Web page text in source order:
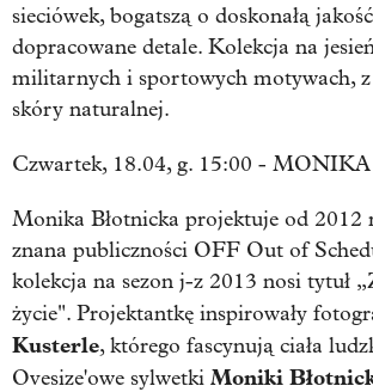
sieciówek, bogatszą o doskonałą
dopracowane detale. Kolekcja na
militarnych i sportowych motywach, z
skóry naturalnej.
Czwartek, 18.04, g. 15:00 -
Monika Błotnicka projektuje od 2012
znana publiczności OFF Out of
kolekcja na sezon j-z 2013 nosi tytuł
życie". Projektantkę inspirowały
Kusterle, którego fascynują ciała
Ovesize'owe sylwetki Moniki